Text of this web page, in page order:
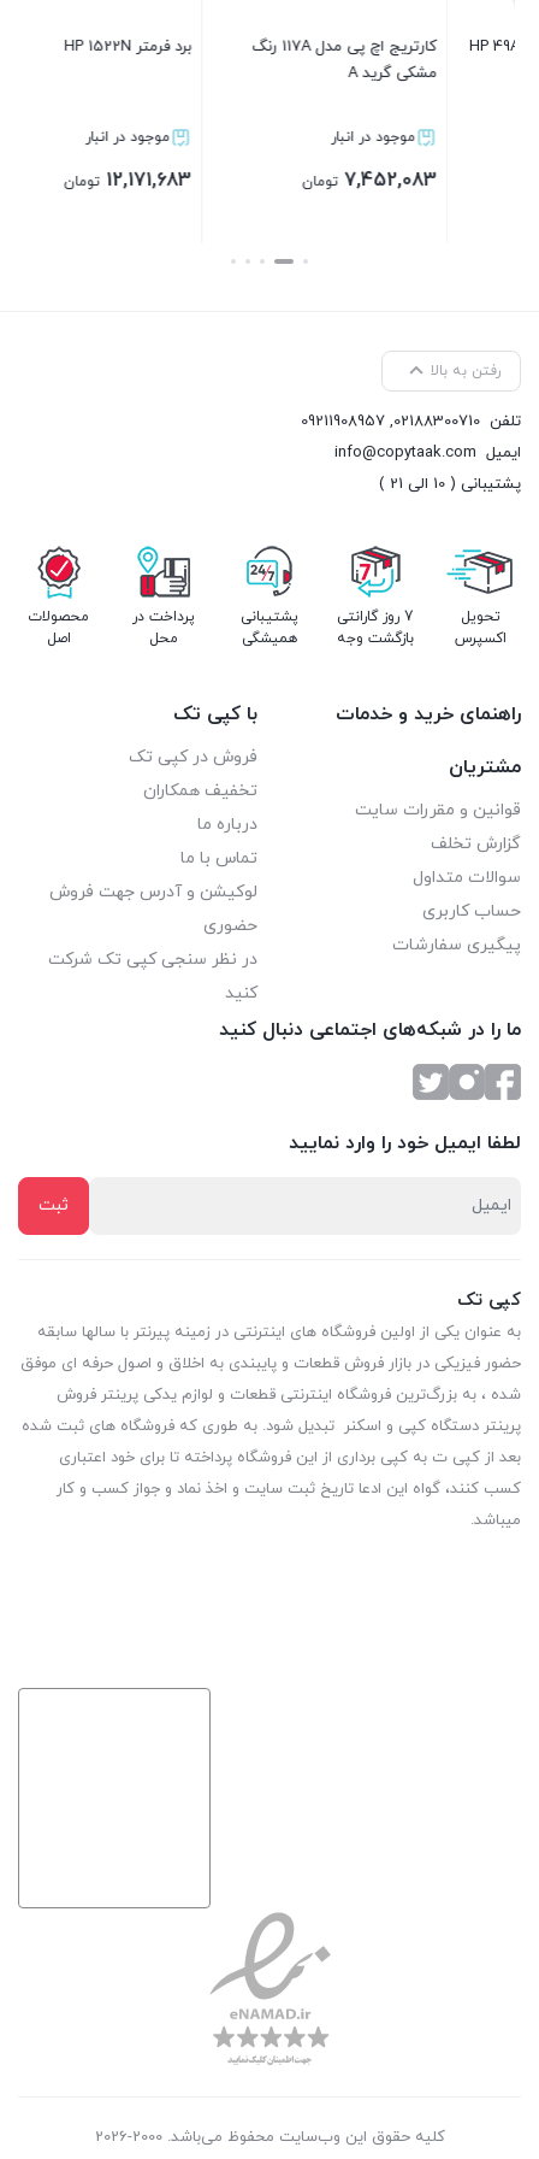
حافظه داخلی : دارد
ویژگی های کاغذ
چاپ دو رو : ندارد
B5) ،Post cards (JIS single and double
ورودی کاغذ استاندارد : تا 150 برگی
توضیحات نوع کاغذ : Paper(plain,LaserJet) ,envelopes
,transparencies ,labels ,postcards
نوع اسکنر : ADF – Flatbed از نوع CIS
رزولوشن اپتیکال اسکنر : تا 1200 dpi
سرعت اسکن : 7 برگ در دقیقه
سایز اسکن : 114 × 152 تا 356 × 216 برای ADF
کارتریج اچ پی مدل 117A رنگ
مشکی گرید A
موجود در انبار
7,452,083 تومان
برد فرمتر HP 1522N
موجود در انبار
12,171,683 تومان
رفتن به بالا
تلفن 02188300710
,
09211908957
ایمیل info@copytaak.com
پشتیبانی ( 10 الی 21 )
تحویل
اکسپرس
7 روز گارانتی
بازگشت وجه
پشتیبانی
همیشگی
پرداخت در
محل
محصولات
اصل
راهنمای خرید و خدمات
مشتریان
قوانین و مقررات سایت
گزارش تخلف
سوالات متداول
حساب کاربری
پیگیری سفارشات
با کپی تک
فروش در کپی تک
تخفیف همکاران
درباره ما
تماس با ما
لوکیشن و آدرس جهت فروش
حضوری
در نظر سنجی کپی تک شرکت
کنید
ما را در شبکه‌های اجتماعی دنبال کنید
لطفا ایمیل خود را وارد نمایید
کپی تک
به عنوان یکی از اولین فروشگاه های اینترنتی در زمینه پیرنتر با سالها سابقه
حضور فیزیکی در بازار فروش قطعات و پایبندی به اخلاق و اصول حرفه ای موفق
شده ، به بزرگ‌ترین فروشگاه اینترنتی قطعات و لوازم یدکی پرینتر فروش
پرینتر دستگاه کپی و اسکنر تبدیل شود. به طوری که فروشگاه های ثبت شده
بعد از کپی ت به کپی برداری از این فروشگاه پرداخته تا برای خود اعتباری
کسب کنند، گواه این ادعا تاریخ ثبت سایت و اخذ نماد و جواز کسب و کار
میباشد.
کلیه حقوق این وب‌سایت محفوظ می‌باشد. 2000-2026